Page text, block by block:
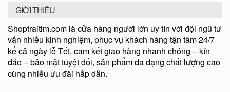
GIỚI THIỆU
Shoptraitim.com là cửa hàng người lớn uy tín với đội ngũ tư
vấn nhiều kinh nghiệm, phục vụ khách hàng tận tâm 24/7
kể cả ngày lễ Tết, cam kết giao hàng nhanh chóng – kín
đáo – bảo mật tuyệt đối, sản phẩm đa dạng chất lượng cao
cùng nhiều ưu đãi hấp dẫn.